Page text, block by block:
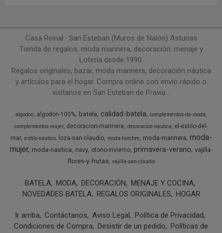
Casa Reinal · San Esteban (Muros de Nalón) Asturias
Tienda de regalos, moda marinera, decoración, menaje y
Lotería desde 1990.
Regalos originales, bazar, moda marinera, decoración náutica
y artículos para el hogar. Compra online con envío rápido o
visítanos en San Esteban de Pravia...
algodon algodon-100% batela calidad-batela
complementos-de-moda
complementos-mujer decoracion-marinera decoracion-nautica
el-estilo-del-
mar estilo-nautico loza-san-claudio moda-hombre moda-marinera moda-
mujer moda-nautica navy otono-invierno primavera-verano vajilla-
flores-y-frutas vajilla-san-claudio
BATELA MODA DECORACIÓN
MENAJE Y COCINA
NOVEDADES BATELA REGALOS ORIGINALES HOGAR
Ir arriba Contáctanos Aviso Legal
Política de Privacidad
Condiciones de Compra
Desistir de un pedido
Políticas de